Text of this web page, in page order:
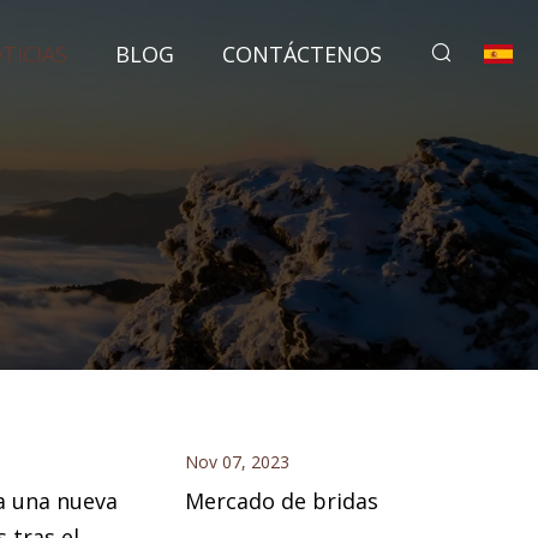
BLOG CONTÁCTENOS
una nueva
Nov 07, 2023
Mercado de bridas